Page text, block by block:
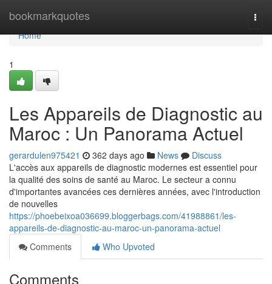
bookmarkquotes
Home
Home
1
Les Appareils de Diagnostic au
Maroc : Un Panorama Actuel
gerardulen975421 362 days ago News
Discuss
L'accès aux appareils de diagnostic modernes est essentiel pour
la qualité des soins de santé au Maroc. Le secteur a connu
d'importantes avancées ces dernières années, avec l'introduction
de nouvelles
https://phoebeixoa036699.bloggerbags.com/41988861/les-
appareils-de-diagnostic-au-maroc-un-panorama-actuel
Comments
Who Upvoted
Comments